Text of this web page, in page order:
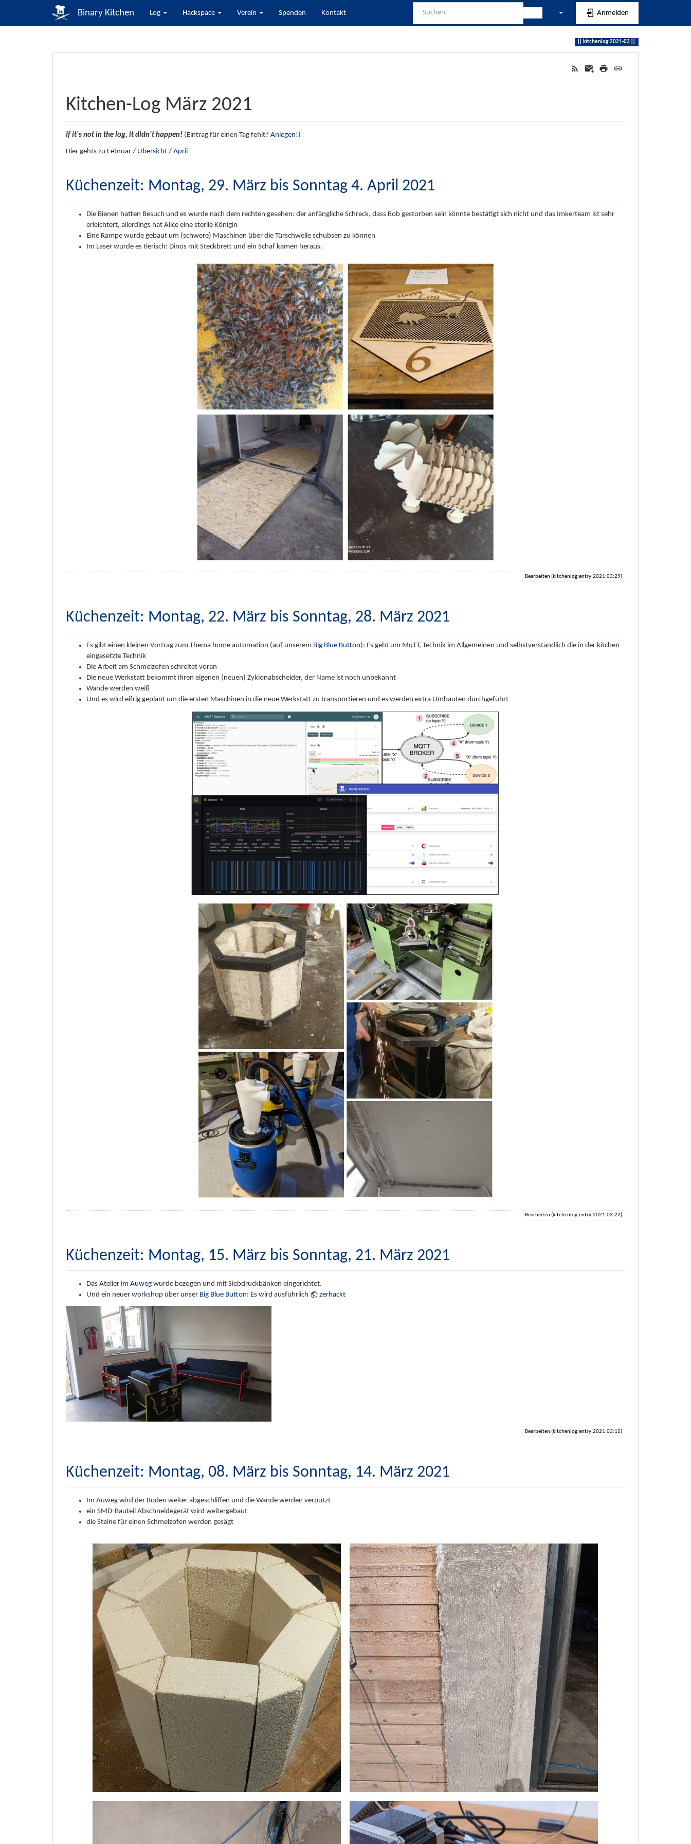
Binary Kitchen Log Hackspace Verein Spenden Kontakt Anmelden
kitchenlog:2021-03
Kitchen-Log März 2021
If it's not in the log, it didn't happen! (Eintrag für einen Tag fehlt? Anlegen!)
Hier gehts zu Februar / Übersicht / April
Küchenzeit: Montag, 29. März bis Sonntag 4. April 2021
Die Bienen hatten Besuch und es wurde nach dem rechten gesehen: der anfängliche Schreck, dass Bob gestorben sein könnte bestätigt sich nicht und das Imkerteam ist sehr
erleichtert, allerdings hat Alice eine sterile Königin
Eine Rampe wurde gebaut um (schwere) Maschinen über die Türschwelle schubsen zu können
Im Laser wurde es tierisch: Dinos mit Steckbrett und ein Schaf kamen heraus.
Bearbeiten (kitchenlog:entry:2021:03:29)
Küchenzeit: Montag, 22. März bis Sonntag, 28. März 2021
Es gibt einen kleinen Vortrag zum Thema home automation (auf unserem Big Blue Button): Es geht um MqTT, Technik im Allgemeinen und selbstverständlich die in der kitchen
eingesetzte Technik
Die Arbeit am Schmelzofen schreitet voran
Die neue Werkstatt bekommt ihren eigenen (neuen) Zyklonabscheider, der Name ist noch unbekannt
Wände werden weiß
Und es wird eifrig geplant um die ersten Maschinen in die neue Werkstatt zu transportieren und es werden extra Umbauten durchgeführt
Bearbeiten (kitchenlog:entry:2021:03:22)
Küchenzeit: Montag, 15. März bis Sonntag, 21. März 2021
Das Atelier im Auweg wurde bezogen und mit Siebdruckbänken eingerichtet.
Und ein neuer workshop über unser Big Blue Button: Es wird ausführlich zerhackt
Bearbeiten (kitchenlog:entry:2021:03:15)
Küchenzeit: Montag, 08. März bis Sonntag, 14. März 2021
Im Auweg wird der Boden weiter abgeschliffen und die Wände werden verputzt
ein SMD-Bauteil Abschneidegerät wird weitergebaut
die Steine für einen Schmelzofen werden gesägt